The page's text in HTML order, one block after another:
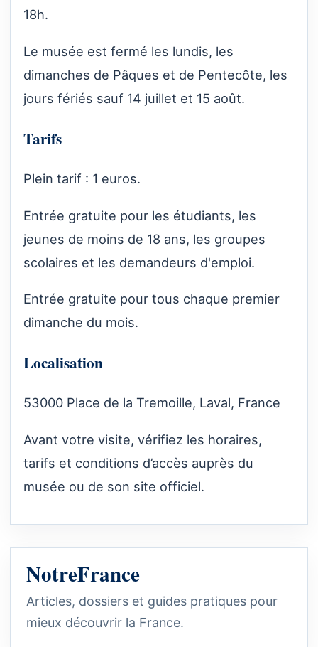
18h.
Le musée est fermé les lundis, les
dimanches de Pâques et de Pentecôte, les
jours fériés sauf 14 juillet et 15 août.
Tarifs
Plein tarif : 1 euros.
Entrée gratuite pour les étudiants, les
jeunes de moins de 18 ans, les groupes
scolaires et les demandeurs d'emploi.
Entrée gratuite pour tous chaque premier
dimanche du mois.
Localisation
53000 Place de la Tremoille, Laval, France
Avant votre visite, vérifiez les horaires,
tarifs et conditions d’accès auprès du
musée ou de son site officiel.
NotreFrance
Articles, dossiers et guides pratiques pour
mieux découvrir la France.